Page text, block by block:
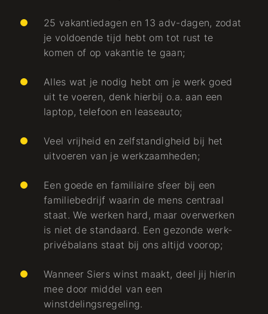
25 vakantiedagen en 13 adv-dagen, zodat
je voldoende tijd hebt om tot rust te
komen of op vakantie te gaan;
Alles wat je nodig hebt om je werk goed
uit te voeren, denk hierbij o.a. aan een
laptop, telefoon en leaseauto;
Veel vrijheid en zelfstandigheid bij het
uitvoeren van je werkzaamheden;
Een goede en familiaire sfeer bij een
familiebedrijf waarin de mens centraal
staat. We werken hard, maar overwerken
is niet de standaard. Een gezonde werk-
privébalans staat bij ons altijd voorop;
Wanneer Siers winst maakt, deel jij hierin
mee door middel van een
winstdelingsregeling.